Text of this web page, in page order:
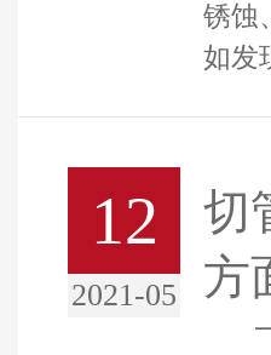
锈
如发
12
2021-05
切
方
一